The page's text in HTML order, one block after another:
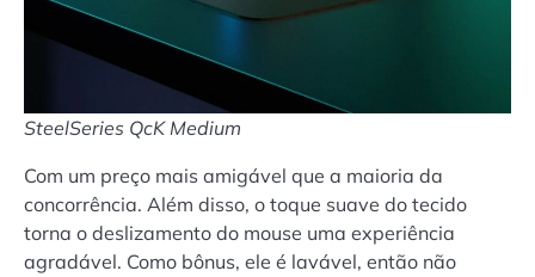
SteelSeries QcK Medium
Com um preço mais amigável que a maioria da
concorrência. Além disso, o toque suave do tecido
torna o deslizamento do mouse uma experiência
agradável. Como bônus, ele é lavável, então não